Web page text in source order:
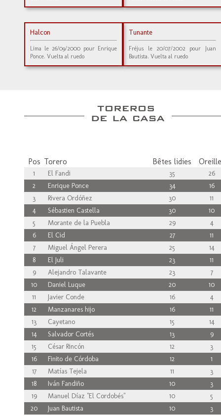
Halcon
Lima le 26/09/2000 pour Enrique
Ponce. Vuelta al ruedo
Tunante
Fréjus le 20/07/2002 pour Juan
Bautista. Vuelta al ruedo
Pos Torero Bêtes lidies
1 El Fandi 35
26
2
Enrique Ponce 34
16
3
Rivera Ordóñez 30
11
4
Sébastien Castella 30
10
5
Morante de la Puebla 29
4
6
El Cid 27
11
7
Miguel Ángel Perera 25
14
8
El Juli 23
11
9
Alejandro Talavante 23
7
10
Daniel Luque 20
10
11
Javier Conde 16
4
12
Manzanares hijo 16
11
13
Cayetano 15
14
14
Salvador Cortés 13
9
15
César Rincón 12
3
16
Finito de Córdoba 12
1
17
Matías Tejela 11
3
18
Iván Fandiño 10
3
19
Manuel Díaz "El Cordobés" 10
5
20
Juan Bautista 10 3